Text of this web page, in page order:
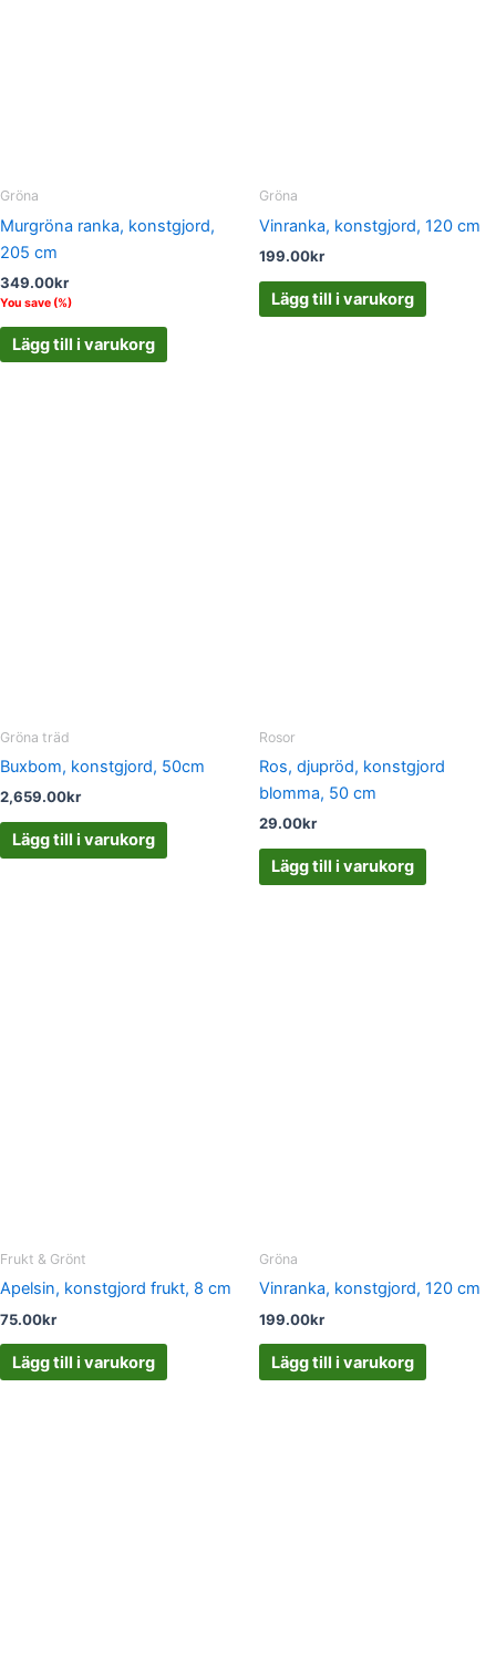
Gröna
Murgröna ranka, konstgjord,
205 cm
349.00kr
You save (%)
Lägg till i varukorg
Gröna
Vinranka, konstgjord, 120 cm
199.00kr
Lägg till i varukorg
Gröna träd
Buxbom, konstgjord, 50cm
2,659.00kr
Lägg till i varukorg
Rosor
Ros, djupröd, konstgjord
blomma, 50 cm
29.00kr
Lägg till i varukorg
Frukt & Grönt
Apelsin, konstgjord frukt, 8 cm
75.00kr
Lägg till i varukorg
Gröna
Vinranka, konstgjord, 120 cm
199.00kr
Lägg till i varukorg